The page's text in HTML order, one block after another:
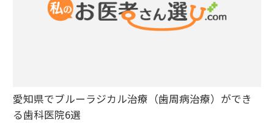
愛知県でブルーラジカル治療（歯周病治療）ができ
る歯科医院6選